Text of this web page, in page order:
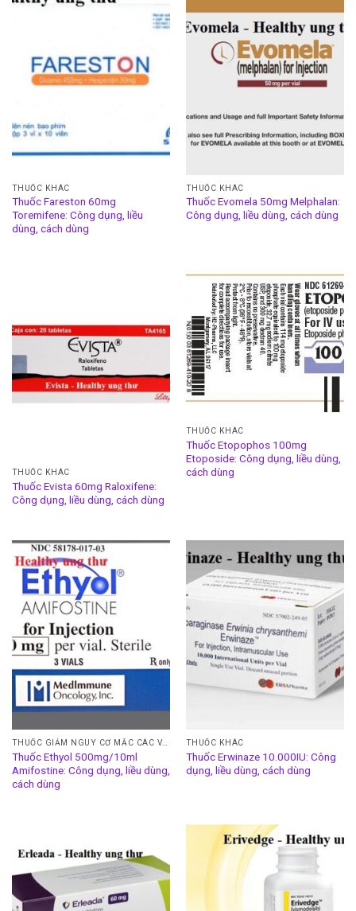
THUỐC KHÁC
Thuốc Fareston 60mg
Toremifene: Công dụng, liều
dùng, cách dùng
THUỐC KHÁC
Thuốc Evomela 50mg Melphalan:
Công dụng, liều dùng, cách dùng
THUỐC KHÁC
Thuốc Evista 60mg Raloxifene:
Công dụng, liều dùng, cách dùng
THUỐC KHÁC
Thuốc Etopophos 100mg
Etoposide: Công dụng, liều dùng,
cách dùng
THUỐC GIẢM NGUY CƠ MẮC CÁC VẤN ĐỀ VỀ THẬN
Thuốc Ethyol 500mg/10ml
Amifostine: Công dụng, liều dùng,
cách dùng
THUỐC KHÁC
Thuốc Erwinaze 10.000IU: Công
dụng, liều dùng, cách dùng